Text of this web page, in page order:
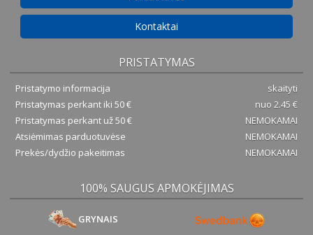
Kontaktai
PRISTATYMAS
Pristatymo informacija
skaityti
Pristatymas perkant iki 50 €
nuo 2.45 €
Pristatymas perkant už 50 €
NEMOKAMAI
Atsiėmimas parduotuvėse
NEMOKAMAI
Prekės/dydžio pakeitimas
NEMOKAMAI
100% SAUGUS APMOKĖJIMAS
GRYNAIS